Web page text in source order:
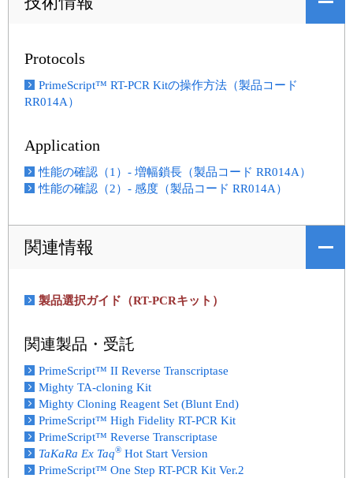
Protocols
PrimeScript™ RT-PCR Kitの操作方法（製品コード
RR014A）
Application
性能の確認（1）- 増幅鎖長（製品コード RR014A）
性能の確認（2）- 感度（製品コード RR014A）
関連情報
製品選択ガイド（RT-PCRキット）
関連製品・受託
PrimeScript™ II Reverse Transcriptase
Mighty TA-cloning Kit
Mighty Cloning Reagent Set (Blunt End)
PrimeScript™ High Fidelity RT-PCR Kit
PrimeScript™ Reverse Transcriptase
TaKaRa Ex Taq® Hot Start Version
PrimeScript™ One Step RT-PCR Kit Ver.2